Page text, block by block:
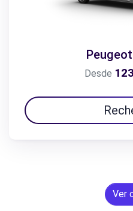
Desde
Ver